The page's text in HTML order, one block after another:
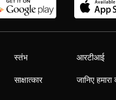
स्तंभ
साक्षात्कार
आरटीआई
जानिए